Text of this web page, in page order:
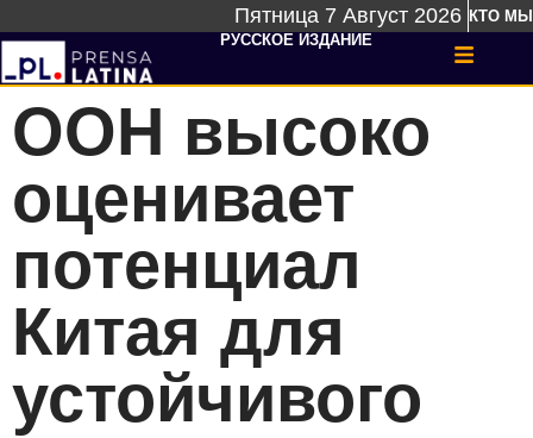
Пятница 7 Август 2026 КТО МЫ
РУССКОЕ ИЗДАНИЕ
ООН высоко
оценивает
потенциал
Китая для
устойчивого